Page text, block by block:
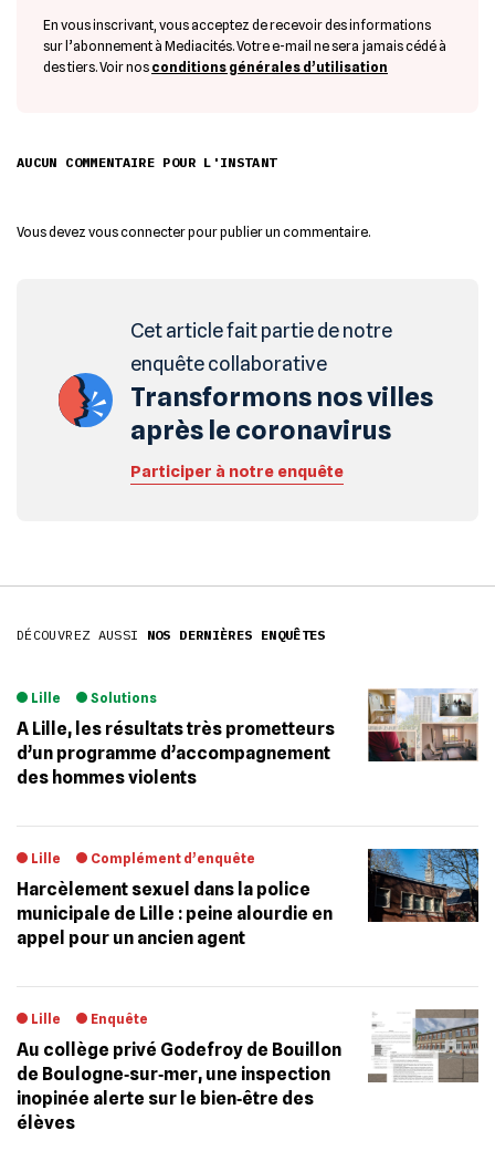
En vous inscrivant, vous acceptez de recevoir des informations
sur l’abonnement à Mediacités. Votre e-mail ne sera jamais cédé à
des tiers. Voir nos conditions générales d’utilisation
AUCUN COMMENTAIRE POUR L'INSTANT
Vous devez vous connecterpour publier un commentaire.
Cet article fait partie de notre
enquête collaborative
Transformons nos villes
après le coronavirus
Participer à notre enquête
DÉCOUVREZ AUSSI NOS DERNIÈRES ENQUÊTES
Lille Solutions
A Lille, les résultats très prometteurs
d’un programme d’accompagnement
des hommes violents
Lille Complément d’enquête
Harcèlement sexuel dans la police
municipale de Lille : peine alourdie en
appel pour un ancien agent
Lille Enquête
Au collège privé Godefroy de Bouillon
de Boulogne‐sur‐mer, une inspection
inopinée alerte sur le bien‐être des
élèves